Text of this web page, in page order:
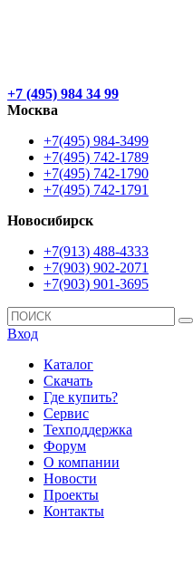
+7 (495) 984 34 99
Москва
+7(495) 984-3499
+7(495) 742-1789
+7(495) 742-1790
+7(495) 742-1791
Новосибирск
+7(913) 488-4333
+7(903) 902-2071
+7(903) 901-3695
Вход
Каталог
Скачать
Где купить?
Сервис
Техподдержка
Форум
О компании
Новости
Проекты
Контакты